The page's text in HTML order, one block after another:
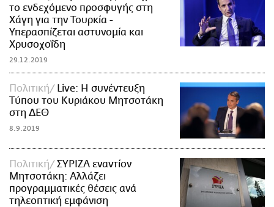
το ενδεχόμενο προσφυγής στη
Χάγη για την Τουρκία -
Υπερασπίζεται αστυνομία και
Χρυσοχοΐδη
29.12.2019
Πολιτική
Live: Η συνέντευξη
Τύπου του Κυριάκου Μητσοτάκη
στη ΔΕΘ
8.9.2019
Πολιτική
ΣΥΡΙΖΑ εναντίον
Μητσοτάκη: Αλλάζει
προγραμματικές θέσεις ανά
τηλεοπτική εμφάνιση